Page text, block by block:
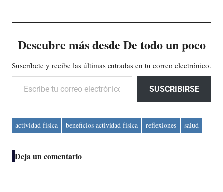
Descubre más desde De todo un poco
Suscríbete y recibe las últimas entradas en tu correo electrónico.
Escribe tu correo electrónico…
SUSCRIBIRSE
actividad física beneficios actividad física reflexiones salud
Deja un comentario